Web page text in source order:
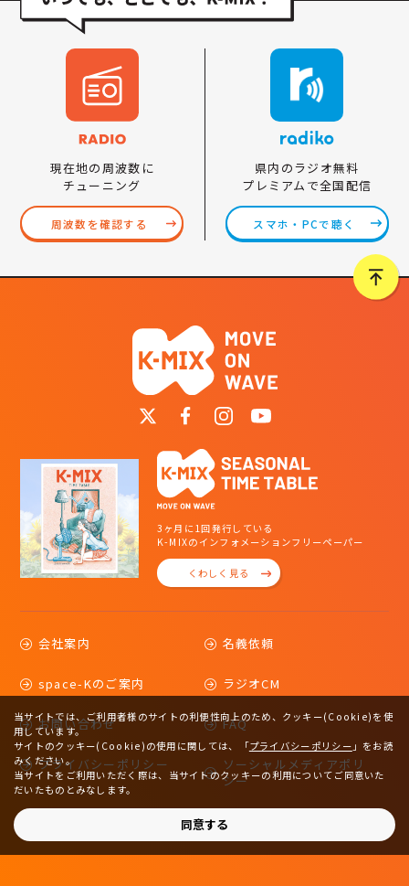
現在地の周波数に
チューニング
周波数を確認する
県内のラジオ無料
プレミアムで全国配信
スマホ・PCで聴く
3ヶ月に1回発行している
K-MIXのインフォメーションフリーペーパー
くわしく見る
会社案内 名義依頼
space-Kのご案内 ラジオCM
お問い合わせ FAQ
プライバシーポリシー
ソーシャルメディアポリ
シー
当サイトでは、ご利用者様のサイトの利便性向上のため、クッキー(Cookie)を使
用しています。
サイトのクッキー(Cookie)の使用に関しては、
「プライバシーポリシー 」をお読
みください。
当サイトをご利用いただく際は、当サイトのクッキーの利用についてご同意いた
だいたものとみなします。
同意する